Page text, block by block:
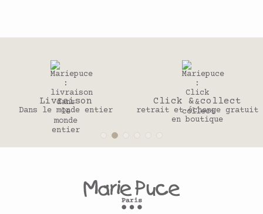
monde entier
Click & collect
retrait et échange gratuit
en boutique
Pour